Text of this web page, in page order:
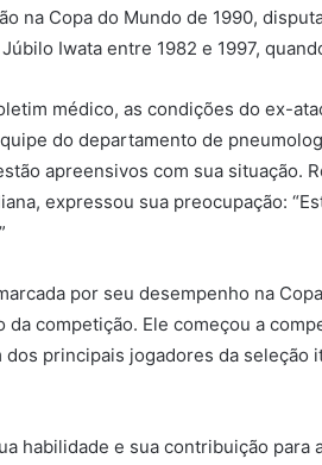
na Copa do Mundo de 1990,
Iwata entre 1982 e 1997,
médico, as condições do ex-
do departamento de
apreensivos com sua situação.
expressou sua preocupação:
por seu desempenho na
competição. Ele começou a
principais jogadores da seleção
habilidade e sua contribuição para